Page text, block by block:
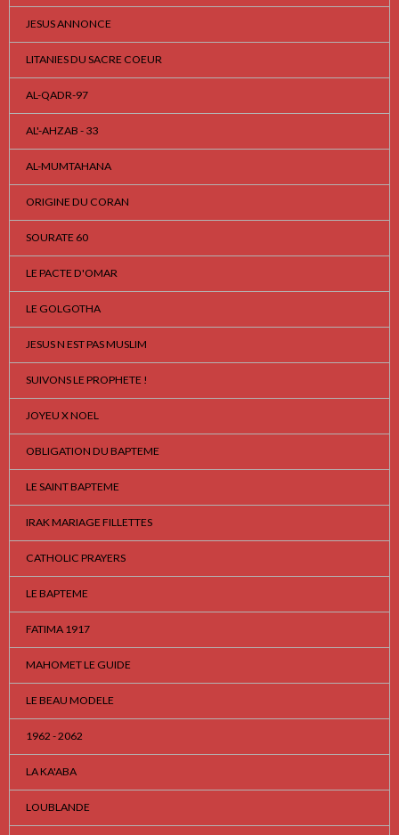
JESUS ANNONCE
LITANIES DU SACRE COEUR
AL-QADR-97
AL'-AHZAB - 33
AL-MUMTAHANA
ORIGINE DU CORAN
SOURATE 60
LE PACTE D'OMAR
LE GOLGOTHA
JESUS N EST PAS MUSLIM
SUIVONS LE PROPHETE !
JOYEU X NOEL
OBLIGATION DU BAPTEME
LE SAINT BAPTEME
IRAK MARIAGE FILLETTES
CATHOLIC PRAYERS
LE BAPTEME
FATIMA 1917
MAHOMET LE GUIDE
LE BEAU MODELE
1962 - 2062
LA KA'ABA
LOUBLANDE